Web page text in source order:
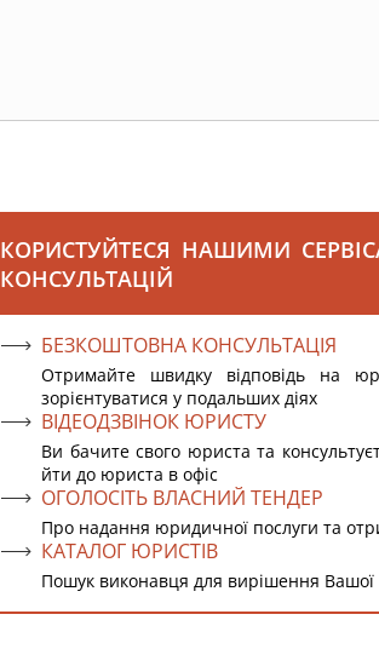
КОРИСТУЙТЕСЯ НАШИМИ
КОНСУЛЬТАЦІЙ
БЕЗКОШТОВНА КОНСУЛЬТАЦІЯ
Отримайте швидку відповідь на
зорієнтуватися у подальших діях
ВІДЕОДЗВІНОК ЮРИСТУ
Ви бачите свого юриста та
йти до юриста в офіс
ОГОЛОСІТЬ ВЛАСНИЙ ТЕНДЕР
Про надання юридичної послуги та
КАТАЛОГ ЮРИСТІВ
Пошук виконавця для вирішення